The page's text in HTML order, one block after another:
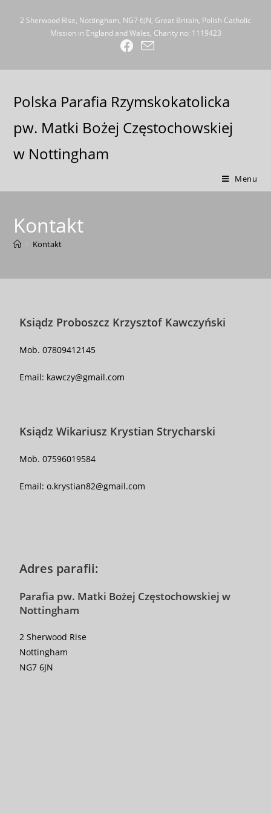
2 Sherwood Rise, Nottingham, NG7 6JN, Great Britain, Polish Catholic
Mission in England and Wales, Charity no: 1119423
Polska Parafia Rzymskokatolicka
pw. Matki Bożej Częstochowskiej
w Nottingham
Menu
Kontakt
Kontakt
Ksiądz Proboszcz Krzysztof Kawczyński
Mob. 07809412145
Email: kawczy@gmail.com
Ksiądz Wikariusz Krystian Strycharski
Mob. 07596019584
Email:o.krystian82@gmail.com
Adres parafii:
Parafia pw. Matki Bożej Częstochowskiej w
Nottingham
2 Sherwood Rise
Nottingham
NG7 6JN